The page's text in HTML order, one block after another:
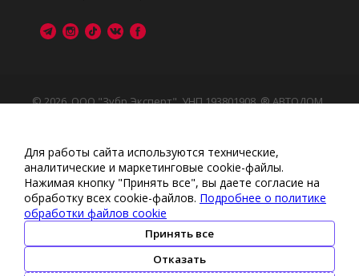
© 2026, ООО "Зубр Эксперт", УНП 193801908. ® АВТОДОМ
сайт носит исключительно информационный характер
Любое использование либо копирование материалов
или подборки материалов сайта, элементов дизайна и
оформления запрещено
Политика обработки персональных данных
обработки файлов cookie•Политика видеонаблюдения
•Условия обработки персональных данных
Для работы сайта используются технические,
аналитические и маркетинговые сооkіе-файлы.
Нажимая кнопку "Принять все", вы даете согласие на
обработку всех cookie-файлов. Подробнее о политике
обработки файлов cookie
Принять все
Отказать